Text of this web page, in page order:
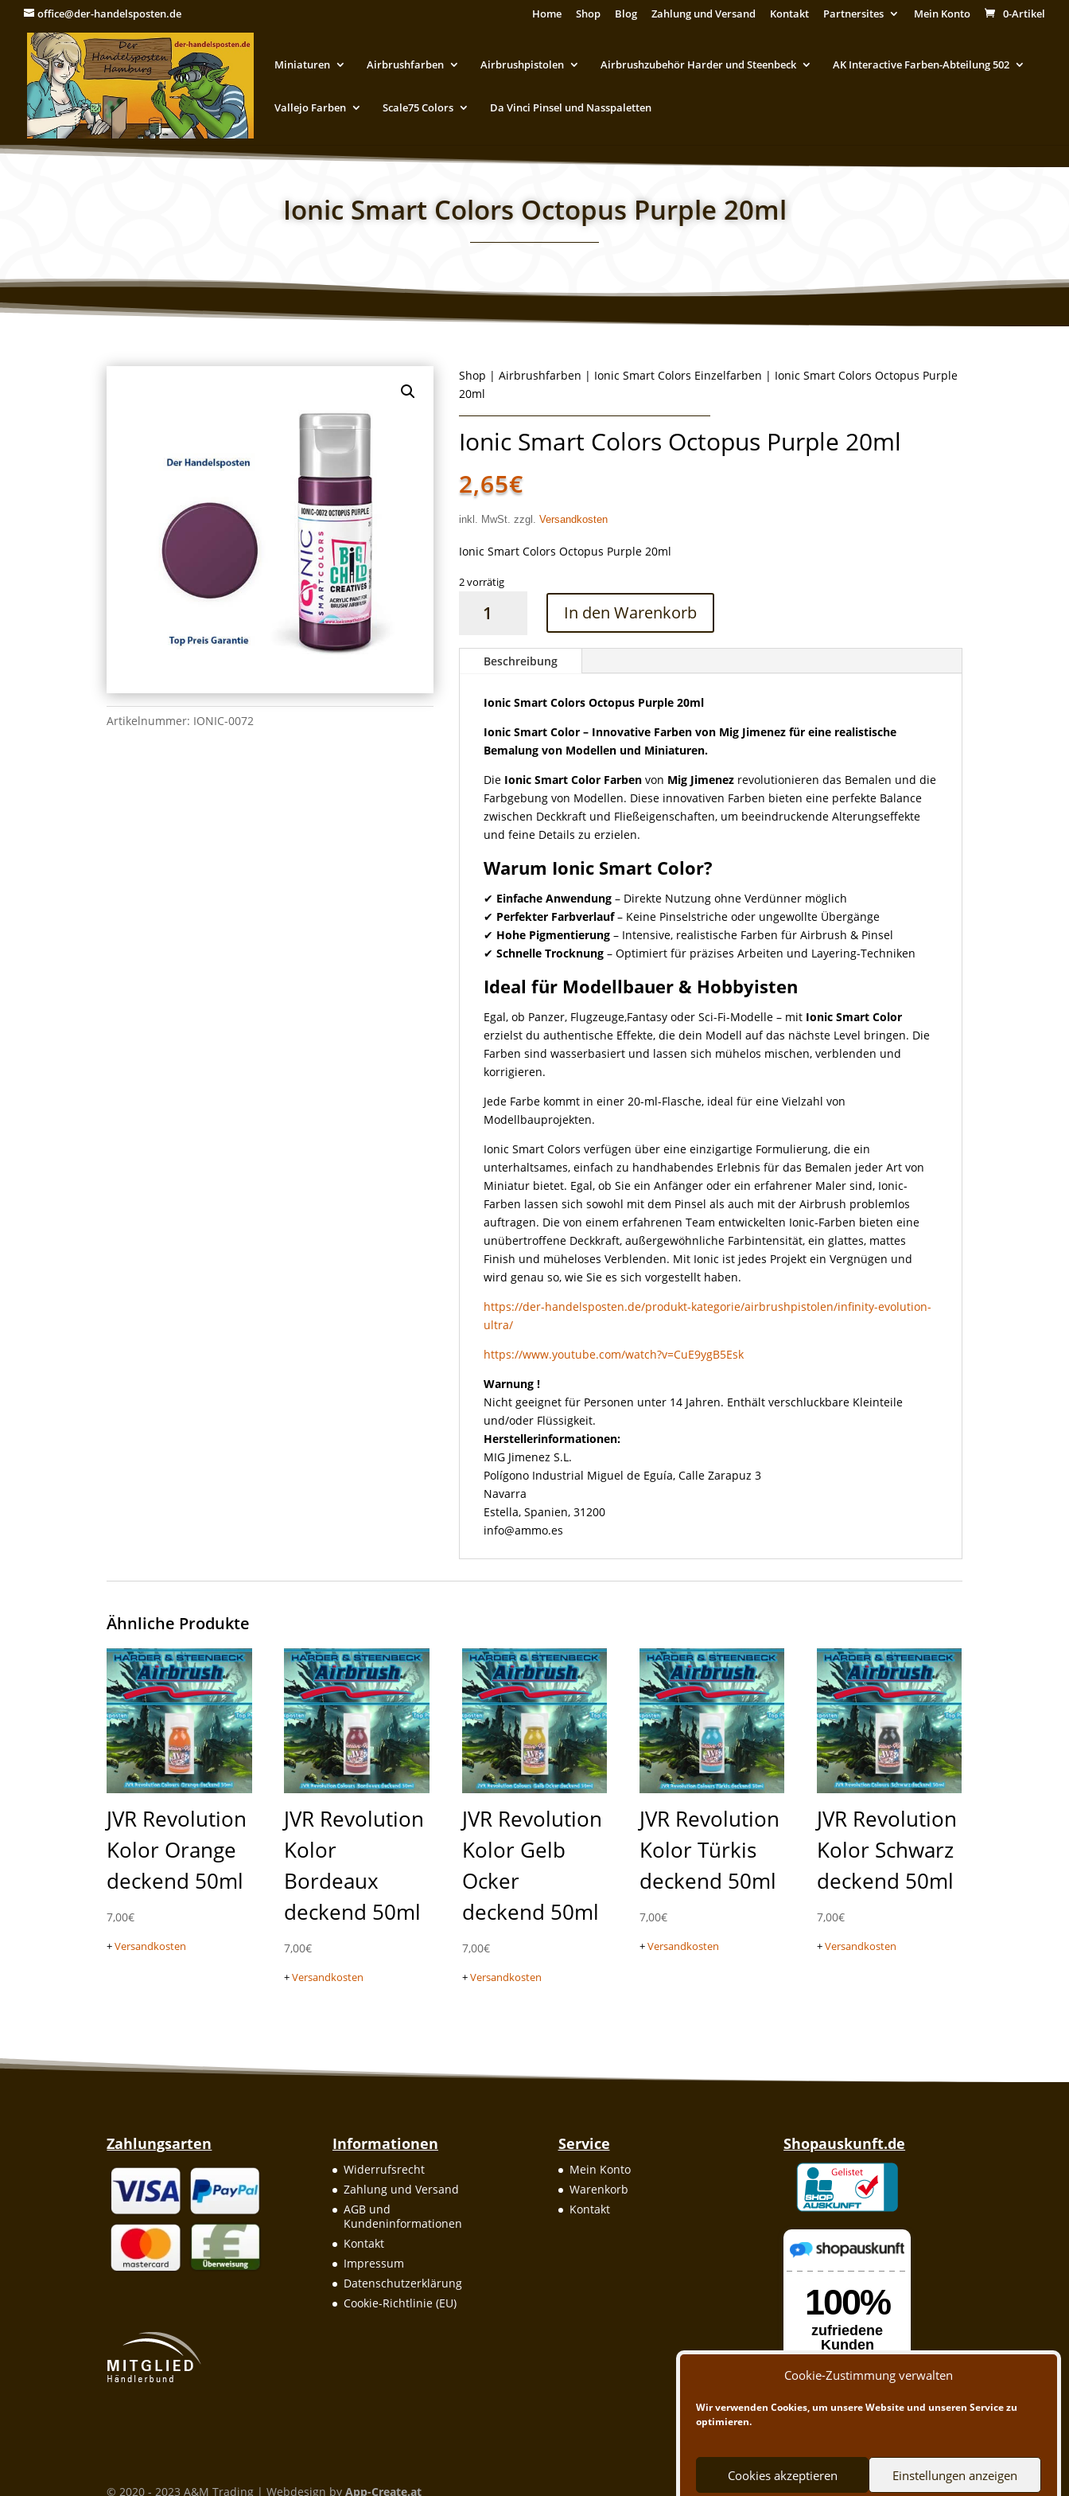
Cookie-Zustimmung verwalten
Wir verwenden Cookies, um unsere Website und unseren Service zu
optimieren.
Cookies akzeptieren Einstellungen anzeigen
office@der-handelsposten.de Home Shop Blog Zahlung und Versand Kontakt Partnersites Mein Konto 0-Artikel
Miniaturen Airbrushfarben Airbrushpistolen Airbrushzubehör Harder und Steenbeck AK Interactive Farben-Abteilung 502
Vallejo Farben Scale75 Colors Da Vinci Pinsel und Nasspaletten
Ionic Smart Colors Octopus Purple 20ml
Artikelnummer: IONIC-0072
Shop |Airbrushfarben | Ionic Smart Colors Einzelfarben | Ionic Smart Colors Octopus Purple
20ml
Ionic Smart Colors Octopus Purple 20ml
2,65€
inkl. MwSt. zzgl.Versandkosten
Ionic Smart Colors Octopus Purple 20ml
2 vorrätig
Smart
Octopus
Menge
In den Warenkorb
Beschreibung
Ionic Smart Colors Octopus Purple 20ml
Ionic Smart Color – Innovative Farben von Mig Jimenez für eine realistische
Bemalung von Modellen und Miniaturen.
Die Ionic Smart Color Farben von Mig Jimenez revolutionieren das Bemalen und die
Farbgebung von Modellen. Diese innovativen Farben bieten eine perfekte Balance
zwischen Deckkraft und Fließeigenschaften, um beeindruckende Alterungseffekte
und feine Details zu erzielen.
Warum Ionic Smart Color?
✔ Einfache Anwendung – Direkte Nutzung ohne Verdünner möglich
✔ Perfekter Farbverlauf– Keine Pinselstriche oder ungewollte Übergänge
✔ Hohe Pigmentierung – Intensive, realistische Farben für Airbrush & Pinsel
✔Schnelle Trocknung – Optimiert für präzises Arbeiten und Layering-Techniken
Ideal für Modellbauer & Hobbyisten
Egal, ob Panzer, Flugzeuge,Fantasy oder Sci-Fi-Modelle – mit Ionic Smart Color
erzielst du authentische Effekte, die dein Modell auf das nächste Level bringen. Die
Farben sind wasserbasiert und lassen sich mühelos mischen, verblenden und
korrigieren.
Jede Farbe kommt in einer 20-ml-Flasche, ideal für eine Vielzahl von
Modellbauprojekten.
Ionic Smart Colors verfügen über eine einzigartige Formulierung, die ein
unterhaltsames, einfach zu handhabendes Erlebnis für das Bemalen jeder Art von
Miniatur bietet. Egal, ob Sie ein Anfänger oder ein erfahrener Maler sind, Ionic-
Farben lassen sich sowohl mit dem Pinsel als auch mit der Airbrush problemlos
auftragen. Die von einem erfahrenen Team entwickelten Ionic-Farben bieten eine
unübertroffene Deckkraft, außergewöhnliche Farbintensität, ein glattes, mattes
Finish und müheloses Verblenden. Mit Ionic ist jedes Projekt ein Vergnügen und
wird genau so, wie Sie es sich vorgestellt haben.
https://der-handelsposten.de/produkt-kategorie/airbrushpistolen/infinity-evolution-
ultra/
https://www.youtube.com/watch?v=CuE9ygB5Esk
Warnung !
Nicht geeignet für Personen unter 14 Jahren. Enthält verschluckbare Kleinteile
und/oder Flüssigkeit.
Herstellerinformationen:
MIG Jimenez S.L.
Polígono Industrial Miguel de Eguía, Calle Zarapuz 3
Navarra
Estella, Spanien, 31200
info@ammo.es
Ähnliche Produkte
JVR Revolution
Kolor Orange
deckend 50ml
7,00€
+Versandkosten
JVR Revolution
Kolor
Bordeaux
deckend 50ml
7,00€
+Versandkosten
JVR Revolution
Kolor Gelb
Ocker
deckend 50ml
7,00€
+Versandkosten
JVR Revolution
Kolor Türkis
deckend 50ml
7,00€
+Versandkosten
JVR Revolution
Kolor Schwarz
deckend 50ml
7,00€
+Versandkosten
Zahlungsarten Informationen
Widerrufsrecht
Zahlung und Versand
AGB und
Kundeninformationen
Kontakt
Impressum
Datenschutzerklärung
Cookie-Richtlinie (EU)
Service
Mein Konto
Warenkorb
Kontakt
Shopauskunft.de
© 2020 - 2023 A&M Trading | Webdesign byApp-Create.at